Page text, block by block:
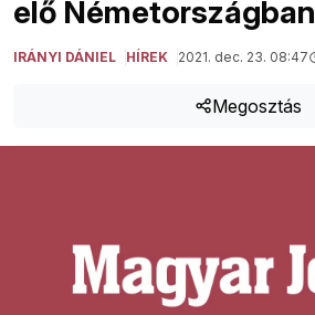
elő Németországban
IRÁNYI DÁNIEL HÍREK 2021. dec. 23. 08:47
Megosztás